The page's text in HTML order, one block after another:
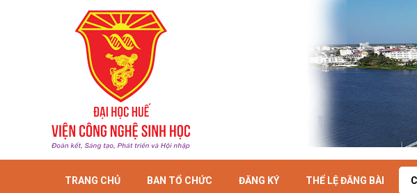
TRANG CHỦ BAN TỔ CHỨC ĐĂNG KÝ THỂ LỆ ĐĂNG BÀI